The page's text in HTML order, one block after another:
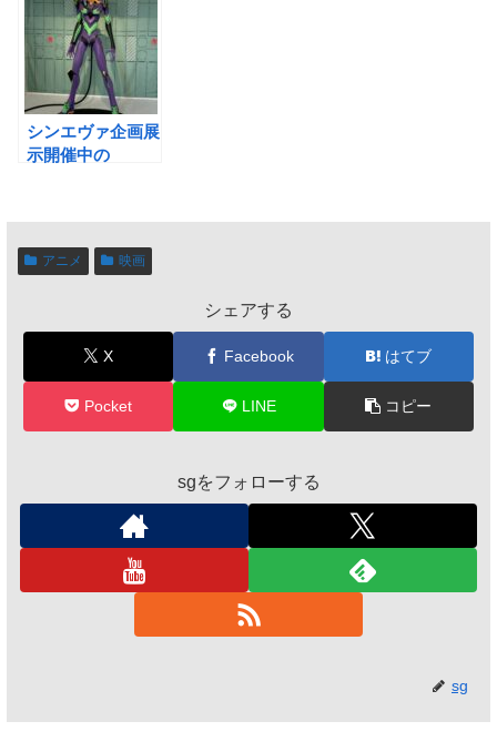
シンエヴァ企画展
示開催中の
TOKYO」へ(パン
フレットでお得
に)行ってきた！
アニメ 映画
シェアする
X Facebook はてブ
Pocket LINE コピー
sgをフォローする
sg